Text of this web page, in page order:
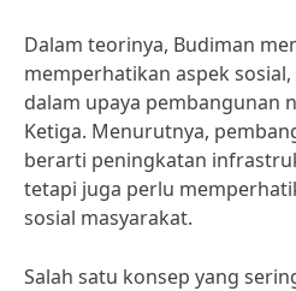
Dalam teorinya, Budiman
memperhatikan aspek
dalam upaya pembangunan
Ketiga. Menurutnya,
berarti peningkatan
tetapi juga perlu
sosial masyarakat.
Salah satu konsep yang